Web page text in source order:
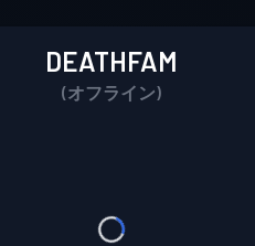
DEATHFAM
(オフライン)